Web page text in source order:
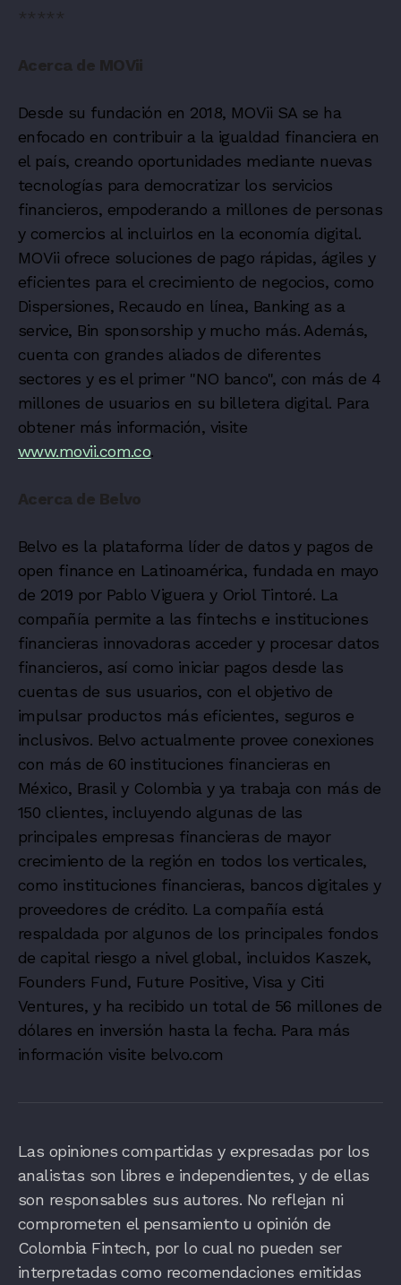
*****
Acerca de MOVii
Desde su fundación en 2018, MOVii SA se ha
enfocado en contribuir a la igualdad financiera en
el país, creando oportunidades mediante nuevas
tecnologías para democratizar los servicios
financieros, empoderando a millones de personas
y comercios al incluirlos en la economía digital.
MOVii ofrece soluciones de pago rápidas, ágiles y
eficientes para el crecimiento de negocios, como
Dispersiones, Recaudo en línea, Banking as a
service, Bin sponsorship y mucho más. Además,
cuenta con grandes aliados de diferentes
sectores y es el primer "NO banco", con más de 4
millones de usuarios en su billetera digital. Para
obtener más información, visite
www.movii.com.co.
Acerca de Belvo
Belvo es la plataforma líder de datos y pagos de
open finance en Latinoamérica, fundada en mayo
de 2019 por Pablo Viguera y Oriol Tintoré. La
compañía permite a las fintechs e instituciones
financieras innovadoras acceder y procesar datos
financieros, así como iniciar pagos desde las
cuentas de sus usuarios, con el objetivo de
impulsar productos más eficientes, seguros e
inclusivos. Belvo actualmente provee conexiones
con más de 60 instituciones financieras en
México, Brasil y Colombia y ya trabaja con más de
150 clientes, incluyendo algunas de las
principales empresas financieras de mayor
crecimiento de la región en todos los verticales,
como instituciones financieras, bancos digitales y
proveedores de crédito. La compañía está
respaldada por algunos de los principales fondos
de capital riesgo a nivel global, incluidos Kaszek,
Founders Fund, Future Positive, Visa y Citi
Ventures, y ha recibido un total de 56 millones de
dólares en inversión hasta la fecha. Para más
información visite belvo.com
Las opiniones compartidas y expresadas por los
analistas son libres e independientes, y de ellas
son responsables sus autores. No reflejan ni
comprometen el pensamiento u opinión de
Colombia Fintech, por lo cual no pueden ser
interpretadas como recomendaciones emitidas